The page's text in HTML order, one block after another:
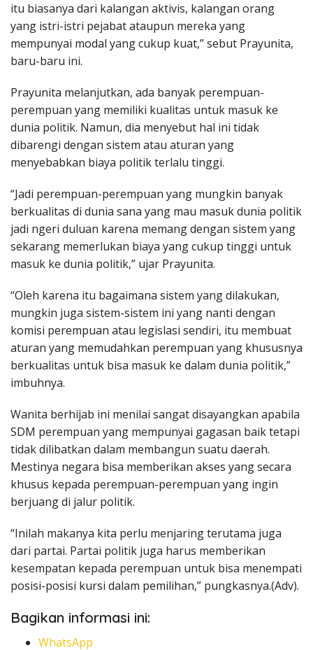
itu biasanya dari kalangan aktivis, kalangan orang
yang istri-istri pejabat ataupun mereka yang
mempunyai modal yang cukup kuat,” sebut Prayunita,
baru-baru ini.
Prayunita melanjutkan, ada banyak perempuan-
perempuan yang memiliki kualitas untuk masuk ke
dunia politik. Namun, dia menyebut hal ini tidak
dibarengi dengan sistem atau aturan yang
menyebabkan biaya politik terlalu tinggi.
“Jadi perempuan-perempuan yang mungkin banyak
berkualitas di dunia sana yang mau masuk dunia politik
jadi ngeri duluan karena memang dengan sistem yang
sekarang memerlukan biaya yang cukup tinggi untuk
masuk ke dunia politik,” ujar Prayunita.
“Oleh karena itu bagaimana sistem yang dilakukan,
mungkin juga sistem-sistem ini yang nanti dengan
komisi perempuan atau legislasi sendiri, itu membuat
aturan yang memudahkan perempuan yang khususnya
berkualitas untuk bisa masuk ke dalam dunia politik,”
imbuhnya.
Wanita berhijab ini menilai sangat disayangkan apabila
SDM perempuan yang mempunyai gagasan baik tetapi
tidak dilibatkan dalam membangun suatu daerah.
Mestinya negara bisa memberikan akses yang secara
khusus kepada perempuan-perempuan yang ingin
berjuang di jalur politik.
“Inilah makanya kita perlu menjaring terutama juga
dari partai. Partai politik juga harus memberikan
kesempatan kepada perempuan untuk bisa menempati
posisi-posisi kursi dalam pemilihan,” pungkasnya.(Adv).
Bagikan informasi ini:
WhatsApp